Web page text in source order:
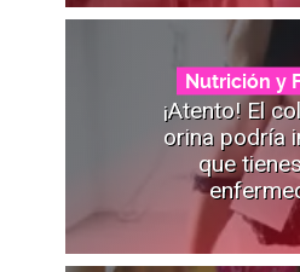
Nutrición y
¡Atento! El
orina podría
que